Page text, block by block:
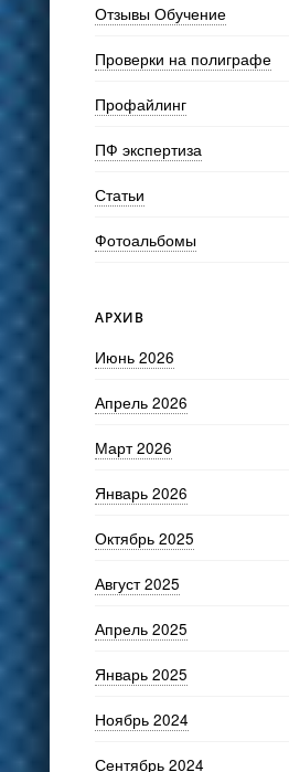
Отзывы Обучение
Проверки на полиграфе
Профайлинг
ПФ экспертиза
Статьи
Фотоальбомы
АРХИВ
Июнь 2026
Апрель 2026
Март 2026
Январь 2026
Октябрь 2025
Август 2025
Апрель 2025
Январь 2025
Ноябрь 2024
Сентябрь 2024